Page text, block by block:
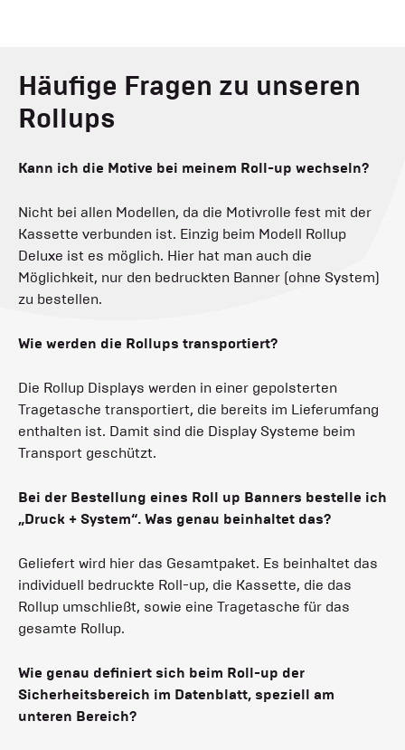
Häufige Fragen zu unseren
Rollups
Kann ich die Motive bei meinem Roll-up wechseln?
Nicht bei allen Modellen, da die Motivrolle fest mit der
Kassette verbunden ist. Einzig beim Modell Rollup
Deluxe ist es möglich. Hier hat man auch die
Möglichkeit, nur den bedruckten Banner (ohne System)
zu bestellen.
Wie werden die Rollups transportiert?
Die Rollup Displays werden in einer gepolsterten
Tragetasche transportiert, die bereits im Lieferumfang
enthalten ist. Damit sind die Display Systeme beim
Transport geschützt.
Bei der Bestellung eines Roll up Banners bestelle ich
„Druck + System“. Was genau beinhaltet das?
Geliefert wird hier das Gesamtpaket. Es beinhaltet das
individuell bedruckte Roll-up, die Kassette, die das
Rollup umschließt, sowie eine Tragetasche für das
gesamte Rollup.
Wie genau definiert sich beim Roll-up der
Sicherheitsbereich im Datenblatt, speziell am
unteren Bereich?